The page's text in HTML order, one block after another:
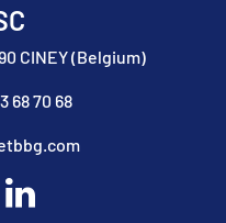
CINEY (Belgium)
68 70 68